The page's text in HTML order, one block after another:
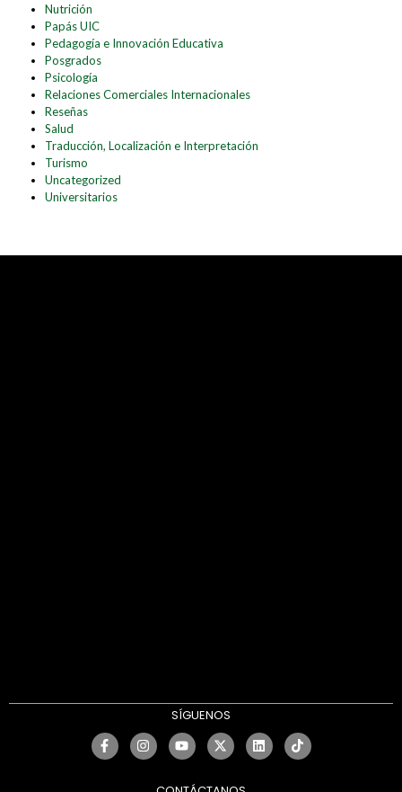
Nutrición
Papás UIC
Pedagogía e Innovación Educativa
Posgrados
Psicología
Relaciones Comerciales Internacionales
Reseñas
Salud
Traducción, Localización e Interpretación
Turismo
Uncategorized
Universitarios
SÍGUENOS